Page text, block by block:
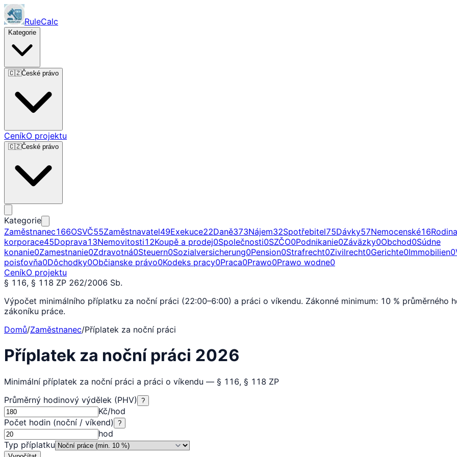
RuleCalc
Kategorie
🇨🇿České právo
CeníkO projektu
🇨🇿České právo
Kategorie
Zaměstnanec166OSVČ55Zaměstnavatel49Exekuce22Daně373Nájem32Spotřebitel75Dávky57Nemocenské16Rodina
korporace45Doprava13Nemovitosti12Koupě a prodej0Společnosti0SZČO0Podnikanie0Záväzky0Obchod0Súdne
konanie0Zamestnanie0Zdravotná0Steuern0Sozialversicherung0Pension0Strafrecht0Zivilrecht0Gerichte0Immobilien0
poisťovňa0Dôchodky0Občianske právo0Kodeks pracy0Praca0Prawo0Prawo wodne0
CeníkO projektu
§ 116, § 118 ZP 262/2006 Sb.
Výpočet minimálního příplatku za noční práci (22:00–6:00) a práci o víkendu. Zákonné minimum: 10 %
zákoníku práce.
Domů/Zaměstnanec/Příplatek za noční práci
Příplatek za noční práci 2026
Minimální příplatek za noční práci a práci o víkendu — § 116, § 118 ZP
Průměrný hodinový výdělek (PHV)
?
Kč/hod
Počet hodin (noční / víkend)
?
hod
Typ příplatku